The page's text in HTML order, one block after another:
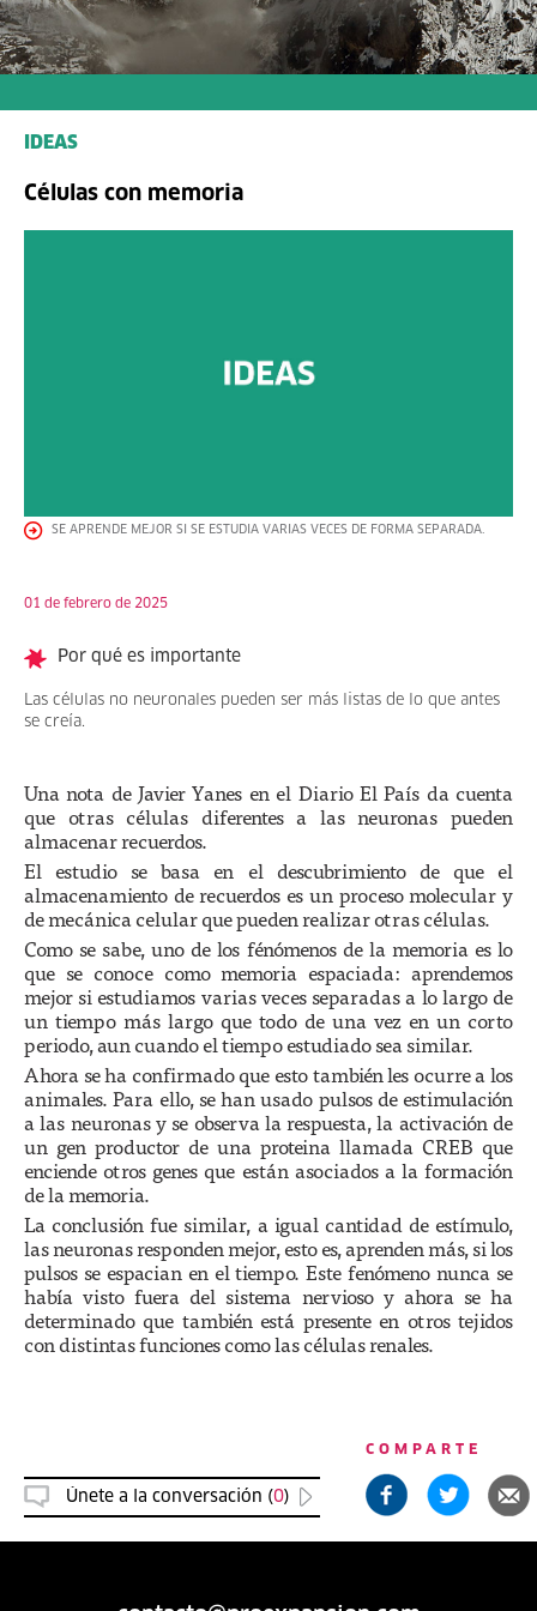
IDEAS
Células con memoria
SE APRENDE MEJOR SI SE ESTUDIA VARIAS VECES DE FORMA SEPARADA.
01 de febrero de 2025
Por qué es importante
Las células no neuronales pueden ser más listas de lo que antes
se creía.
Una nota de Javier Yanes en el Diario El País da cuenta
que otras células diferentes a las neuronas pueden
almacenar recuerdos.
El estudio se basa en el descubrimiento de que el
almacenamiento de recuerdos es un proceso molecular y
de mecánica celular que pueden realizar otras células.
Como se sabe, uno de los fénómenos de la memoria es lo
que se conoce como memoria espaciada: aprendemos
mejor si estudiamos varias veces separadas a lo largo de
un tiempo más largo que todo de una vez en un corto
periodo, aun cuando el tiempo estudiado sea similar.
Ahora se ha confirmado que esto también les ocurre a los
animales. Para ello, se han usado pulsos de estimulación
a las neuronas y se observa la respuesta, la activación de
un gen productor de una proteina llamada CREB que
enciende otros genes que están asociados a la formación
de la memoria.
La conclusión fue similar, a igual cantidad de estímulo,
las neuronas responden mejor, esto es, aprenden más, si los
pulsos se espacian en el tiempo. Este fenómeno nunca se
había visto fuera del sistema nervioso y ahora se ha
determinado que también está presente en otros tejidos
con distintas funciones como las células renales.
Únete a la conversación (0)
COMPARTE